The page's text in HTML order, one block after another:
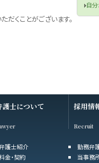
くことがございます。
護士について
護士紹介
金・契約
採用情
Recruit
勤務弁
当事務